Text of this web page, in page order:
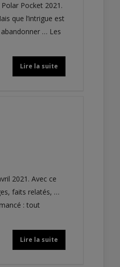
Pocket 2021.
que l’intrigue est
… Les
Lire la suite
2021. Avec ce
faits relatés, …
: tout
Lire la suite